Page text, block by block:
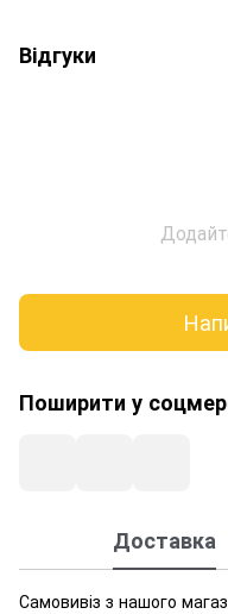
Відгуки
Поширити у
Доставка
Самовивіз з нашого